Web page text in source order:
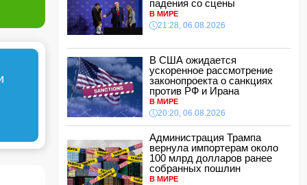
11:48, 07.08.2026
Женщина попала за решетку из-за
11:40, 07.08.2026
Европе предрекли ущерб в размере 800 млрд
евро
11:34, 07.08.2026
Известная актриса обратилась к Эрдогану:
«Я не могу спать по ночам»
Звезда сборной Испании перейдет в
«Барселону»
11:30, 07.08.2026
падения со сцены
В МИРЕ
21:28, 06.08.2026
В США ожидается
ускоренное рассмотрение
законопроекта о санкциях
против РФ и Ирана
В МИРЕ
20:20, 06.08.2026
Администрация Трампа
вернула импортерам около
100 млрд долларов ранее
собранных пошлин
В МИРЕ